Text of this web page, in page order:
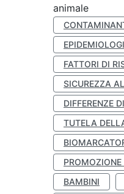
animale
FATTORI DI
SICUREZZA
DIFFERENZE
TUTELA
BAMBINI